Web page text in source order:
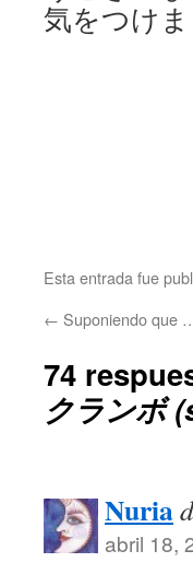
気をつけま
Esta entrada fue
← Suponiendo que
74
クランボ
Nuria
abril 18,